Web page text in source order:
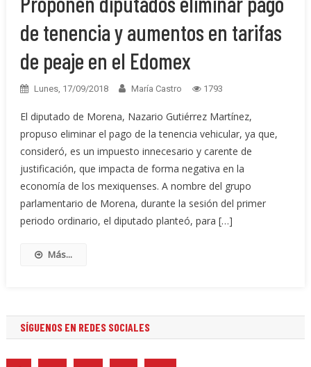
de tenencia y aumentos en tarifas
de peaje en el Edomex
Lunes, 17/09/2018 María Castro 1793
El diputado de Morena, Nazario Gutiérrez Martínez,
propuso eliminar el pago de la tenencia vehicular, ya que,
consideró, es un impuesto innecesario y carente de
justificación, que impacta de forma negativa en la
economía de los mexiquenses. A nombre del grupo
parlamentario de Morena, durante la sesión del primer
periodo ordinario, el diputado planteó, para […]
Más...
SÍGUENOS EN REDES SOCIALES